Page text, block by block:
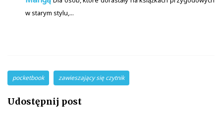
w starym stylu,...
pocketbook zawieszający się czytnik
Udostępnij post